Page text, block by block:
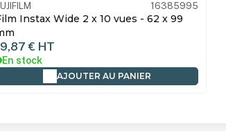
16385995
Instax Wide 2 x 10 vues - 62 x 99
€ HT
En stock
AJOUTER AU PANIER